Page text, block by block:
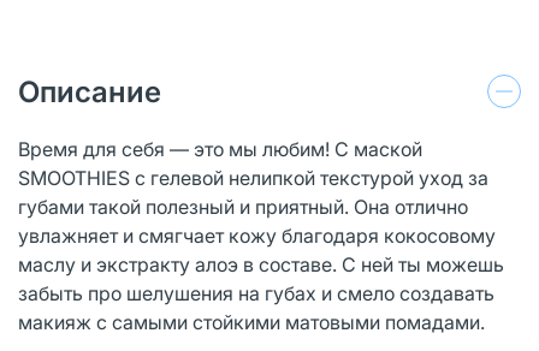
Описание
Время для себя — это мы любим! С маской
SMOOTHIES с гелевой нелипкой текстурой уход за
губами такой полезный и приятный. Она отлично
увлажняет и смягчает кожу благодаря кокосовому
маслу и экстракту алоэ в составе. С ней ты можешь
забыть про шелушения на губах и смело создавать
макияж с самыми стойкими матовыми помадами.